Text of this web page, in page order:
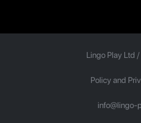
Lingo Play Ltd /
Policy and
info@lingo-